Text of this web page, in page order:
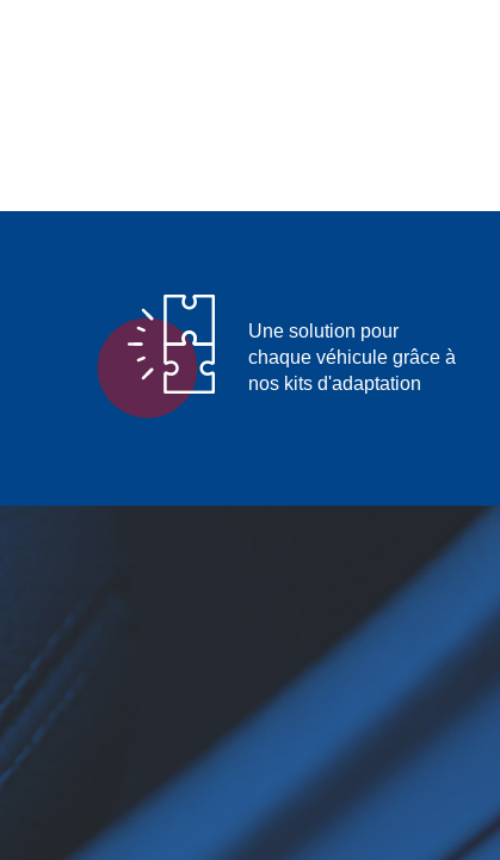
Une solution pour
chaque véhicule grâce à
nos kits d'adaptation